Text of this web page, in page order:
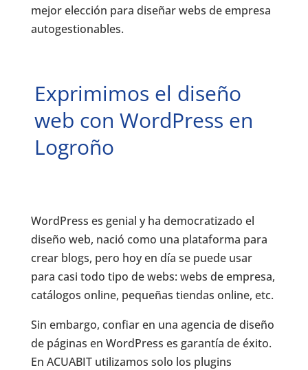
mejor elección para diseñar webs de empresa
autogestionables.
Exprimimos el diseño
web con WordPress en
Logroño
WordPress es genial y ha democratizado el
diseño web, nació como una plataforma para
crear blogs, pero hoy en día se puede usar
para casi todo tipo de webs: webs de empresa,
catálogos online, pequeñas tiendas online, etc.
Sin embargo, confiar en una agencia de diseño
de páginas en WordPress es garantía de éxito.
En ACUABIT utilizamos solo los plugins